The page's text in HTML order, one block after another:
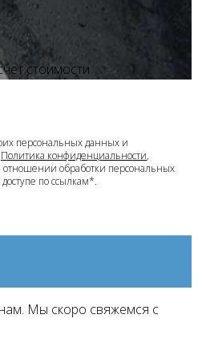
стоимости
персональных данных и
Политика конфиденциальности,
отношении обработки персональных
по ссылкам*.
Мы скоро свяжемся с